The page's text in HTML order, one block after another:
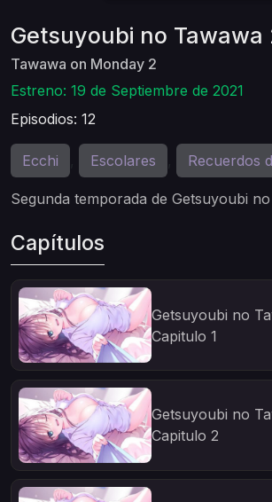
Getsuyoubi no Tawawa
Tawawa on Monday 2
Estreno: 19 de Septiembre de 2021
Episodios: 12
Ecchi Escolares Recuerdos
Segunda temporada de Getsuyoubi
Capítulos
Getsuyoubi no
Capitulo 1
Getsuyoubi no
Capitulo 2